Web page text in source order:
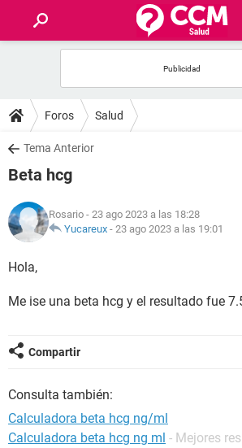
FOROS
SALUD
NUTRICIÓN
BIENESTAR
GLOSARIO
Foros Salud
Tema Anterior
Beta hcg
Rosario - 23 ago 2023 a las 18:28
Yucareux - 23 ago 2023 a las 19:01
Hola,
Me ise una beta hcg y el resultado fue
Compartir
Consulta también:
Calculadora beta hcg ng/ml
Calculadora beta hcg ng ml - Mejores